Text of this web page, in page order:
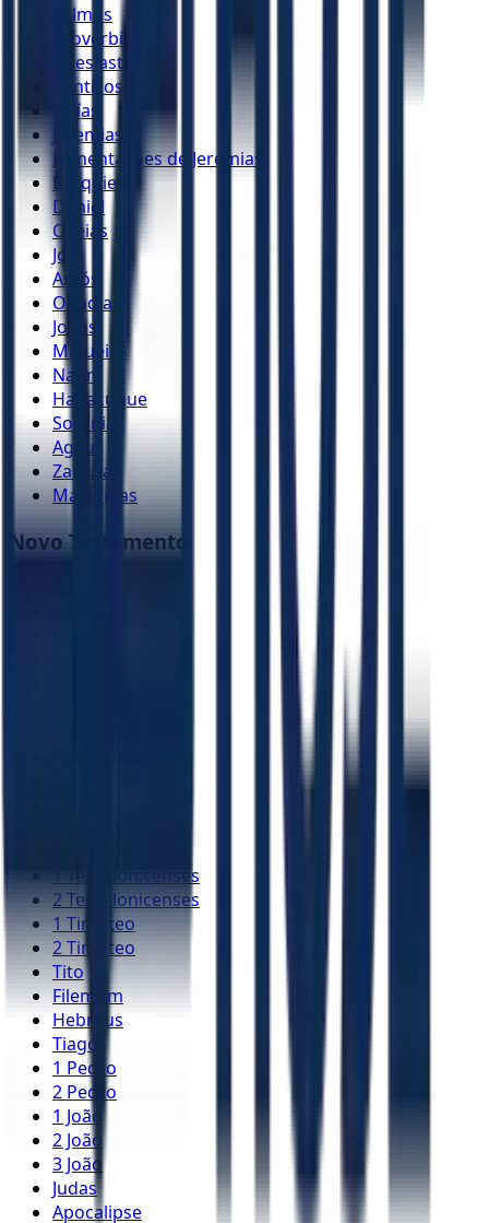
Salmos
Provérbios
Eclesiastes
Cânticos
Isaías
Jeremias
Lamentações de Jeremias
Ezequiel
Daniel
Oséias
Joel
Amós
Obadias
Jonas
Miquéias
Naum
Habacuque
Sofonias
Ageu
Zacarias
Malaquias
Novo Testamento
1 Tessalonicenses
2 Tessalonicenses
1 Timóteo
2 Timóteo
Tito
Filemom
Hebreus
Tiago
1 Pedro
2 Pedro
1 João
2 João
3 João
Judas
Apocalipse